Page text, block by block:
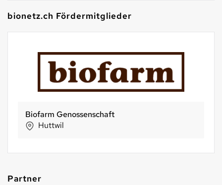
bionetz.ch Fördermitglieder
NaturKraftWerke®
Aathal-Seegräben
Partner